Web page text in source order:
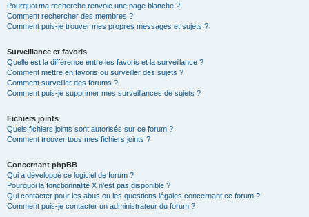
Pourquoi ma recherche renvoie une page blanche ?!
Comment rechercher des membres ?
Comment puis-je trouver mes propres messages et sujets ?
Surveillance et favoris
Quelle est la différence entre les favoris et la surveillance ?
Comment mettre en favoris ou surveiller des sujets ?
Comment surveiller des forums ?
Comment puis-je supprimer mes surveillances de sujets ?
Fichiers joints
Quels fichiers joints sont autorisés sur ce forum ?
Comment trouver tous mes fichiers joints ?
Concernant phpBB
Qui a développé ce logiciel de forum ?
Pourquoi la fonctionnalité X n’est pas disponible ?
Qui contacter pour les abus ou les questions légales concernant ce forum ?
Comment puis-je contacter un administrateur du forum ?